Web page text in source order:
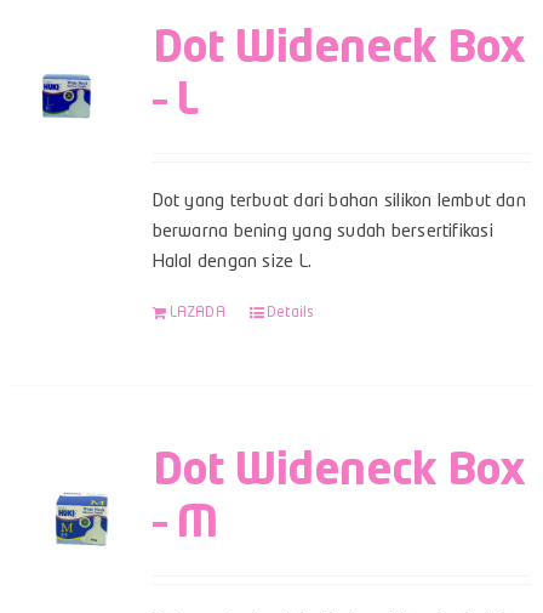
Dot Wideneck Box
– L
Dot yang terbuat dari bahan silikon lembut dan
berwarna bening yang sudah bersertifikasi
Halal dengan size L.
LAZADA Details
Dot Wideneck Box
– M